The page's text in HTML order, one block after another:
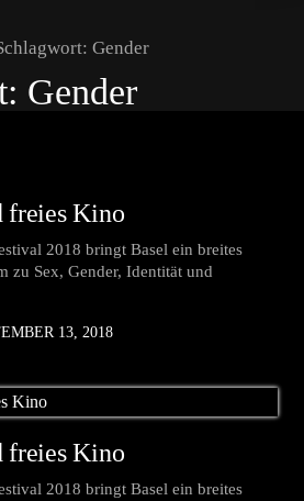
Gender
Gender
freies Kino
2018 bringt Basel ein breites
zu Sex, Gender, Identität und
13, 2018
freies Kino
2018 bringt Basel ein breites